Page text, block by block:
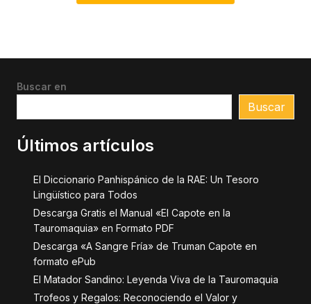
Buscar en
Buscar
Últimos artículos
El Diccionario Panhispánico de la RAE: Un Tesoro
Lingüístico para Todos
Descarga Gratis el Manual «El Capote en la
Tauromaquia» en Formato PDF
Descarga «A Sangre Fría» de Truman Capote en
formato ePub
El Matador Sandino: Leyenda Viva de la Tauromaquia
Trofeos y Regalos: Reconociendo el Valor y